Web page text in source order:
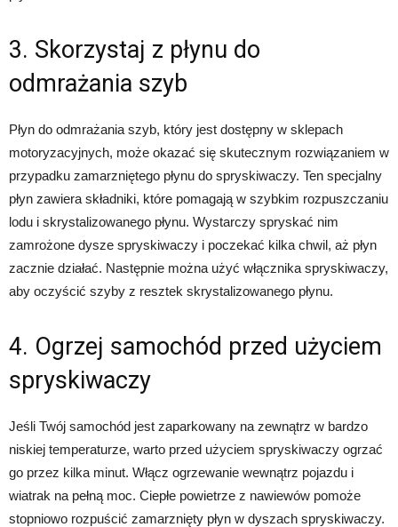
3. Skorzystaj z płynu do
odmrażania szyb
Płyn do odmrażania szyb, który jest dostępny w sklepach
motoryzacyjnych, może okazać się skutecznym rozwiązaniem w
przypadku zamarzniętego płynu do spryskiwaczy. Ten specjalny
płyn zawiera składniki, które pomagają w szybkim rozpuszczaniu
lodu i skrystalizowanego płynu. Wystarczy spryskać nim
zamrożone dysze spryskiwaczy i poczekać kilka chwil, aż płyn
zacznie działać. Następnie można użyć włącznika spryskiwaczy,
aby oczyścić szyby z resztek skrystalizowanego płynu.
4. Ogrzej samochód przed użyciem
spryskiwaczy
Jeśli Twój samochód jest zaparkowany na zewnątrz w bardzo
niskiej temperaturze, warto przed użyciem spryskiwaczy ogrzać
go przez kilka minut. Włącz ogrzewanie wewnątrz pojazdu i
wiatrak na pełną moc. Ciepłe powietrze z nawiewów pomoże
stopniowo rozpuścić zamarznięty płyn w dyszach spryskiwaczy.